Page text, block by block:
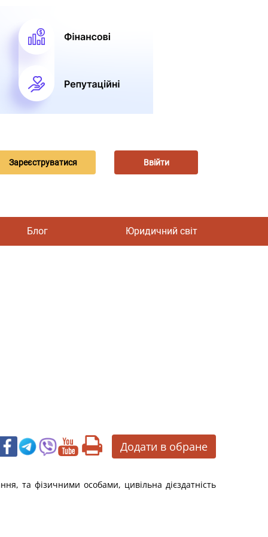
Зареєструватися Ввійти
Блог Юридичний світ
Додати в обране
та фізичними особами, цивільна дієздатність